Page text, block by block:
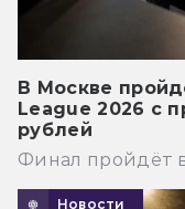
В Москве
League 2026 с
рублей
Финал пройдёт
Новости